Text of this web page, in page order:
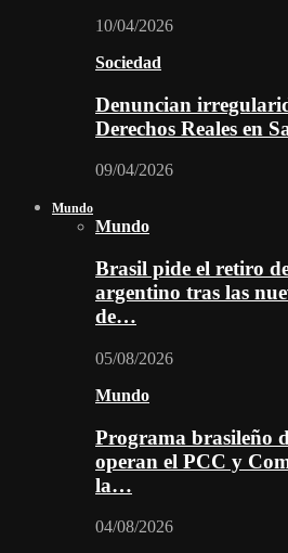
10/04/2026
Sociedad
Denuncian
Derechos Reales en
09/04/2026
Mundo
Mundo
Brasil pide el retiro
argentino tras las
de…
05/08/2026
Mundo
Programa brasileño
operan el PCC y
la…
04/08/2026